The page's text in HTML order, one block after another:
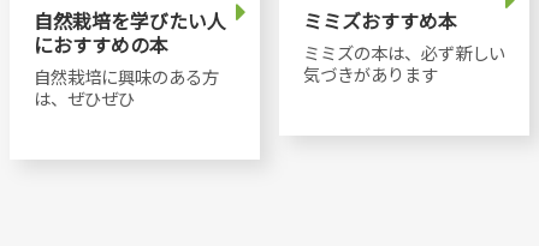
自然栽培を学びたい人
におすすめの本
自然栽培に興味のある方
は、ぜひぜひ
ミミズおすすめ本
ミミズの本は、必ず新しい
気づきがあります